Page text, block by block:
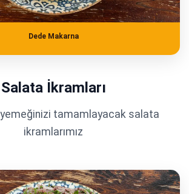
Dede Makarna
Salata İkramları
tamamlayacak salata
ikramlarımız